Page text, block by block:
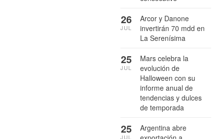
Arcor y Danone
invertirán 70 mdd en
La Serenísima
26
JUL
Mars celebra la
evolución de
Halloween con su
informe anual de
tendencias y dulces
de temporada
25
JUL
Argentina abre
25
JUL